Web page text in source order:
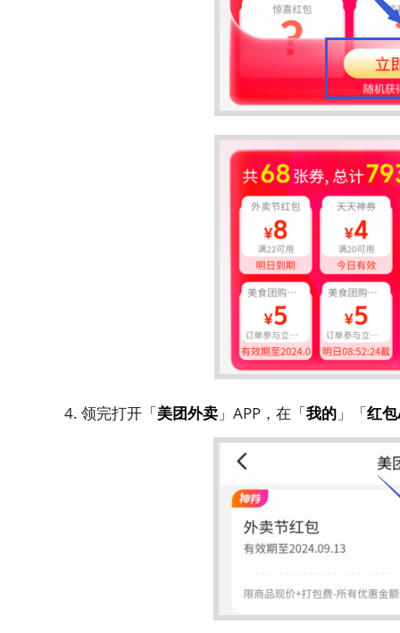
4. 领完打开「美团外卖 」APP，在「我的 」「红